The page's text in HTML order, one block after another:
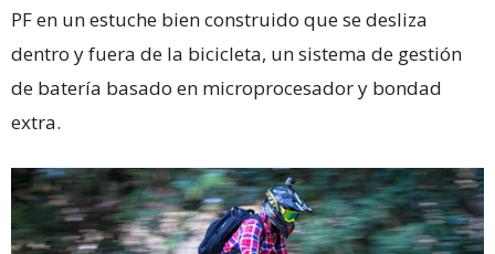
PF en un estuche bien construido que se desliza
dentro y fuera de la bicicleta, un sistema de gestión
de batería basado en microprocesador y bondad
extra.